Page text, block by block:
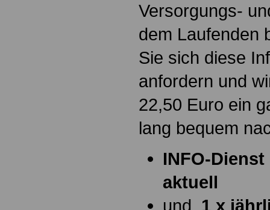
Versorgungs-
dem Laufenden
Sie sich diese
anfordern und
22,50 Euro ein
lang bequem
INFO-
aktuell
und 1 x